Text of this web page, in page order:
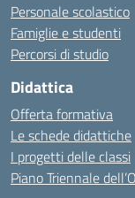
Personale scolastico
Famiglie e studenti
Percorsi di studio
Didattica
Offerta formativa
Le schede didattiche
I progetti delle classi
Piano Triennale